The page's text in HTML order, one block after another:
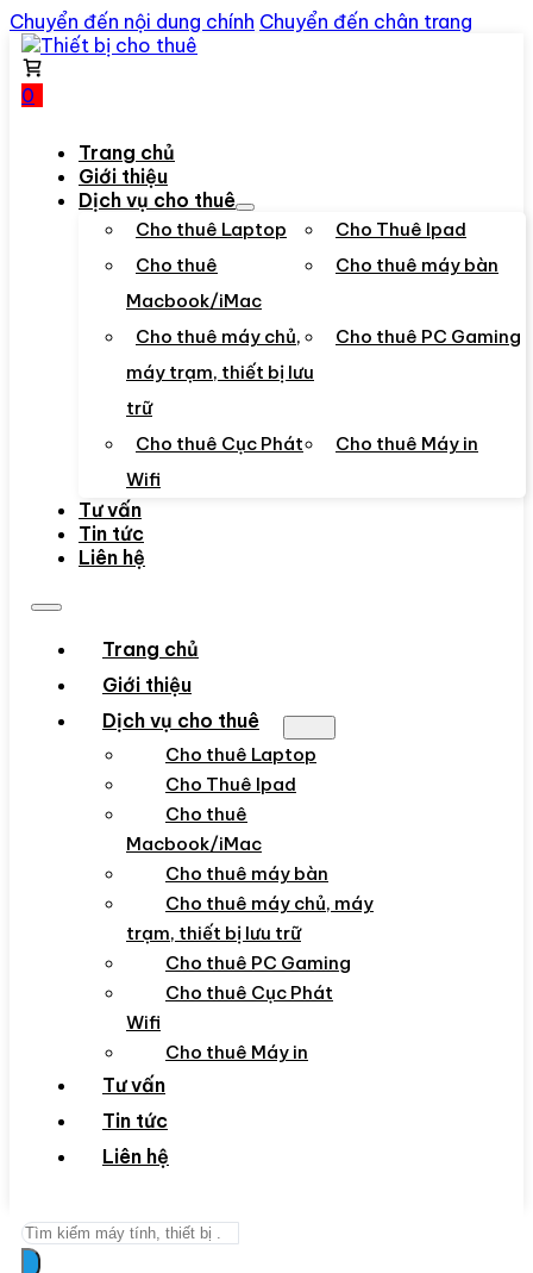
Chuyển đến nội dung chính Chuyển đến chân trang
0
Trang chủ
Giới thiệu
Dịch vụ cho thuê
Cho thuê Laptop
Cho Thuê Ipad
Cho thuê
Macbook/iMac
Cho thuê máy bàn
Cho thuê máy chủ,
máy trạm, thiết bị lưu
trữ
Cho thuê PC Gaming
Cho thuê Cục Phát
Wifi
Cho thuê Máy in
Tư vấn
Tin tức
Liên hệ
Trang chủ
Giới thiệu
Dịch vụ cho thuê
Cho thuê Laptop
Cho Thuê Ipad
Cho thuê
Macbook/iMac
Cho thuê máy bàn
Cho thuê máy chủ, máy
trạm, thiết bị lưu trữ
Cho thuê PC Gaming
Cho thuê Cục Phát
Wifi
Cho thuê Máy in
Tư vấn
Tin tức
Liên hệ
Search
...